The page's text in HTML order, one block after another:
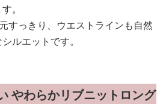
。
すっきり、ウエストラインも自然
ルエットです。
やわらかリブニットロング